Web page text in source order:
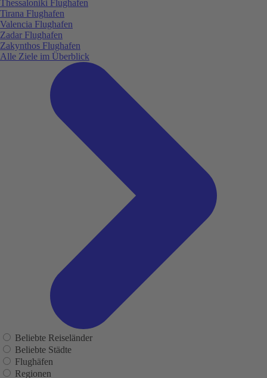
Thessaloniki Flughafen
Tirana Flughafen
Valencia Flughafen
Zadar Flughafen
Zakynthos Flughafen
Alle Ziele im Überblick
Beliebte Reiseländer
Beliebte Städte
Flughäfen
Regionen